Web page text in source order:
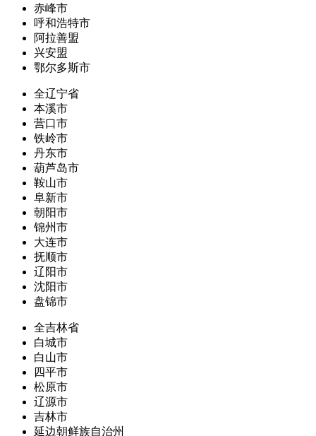
赤峰市
呼和浩特市
阿拉善盟
兴安盟
鄂尔多斯市
全辽宁省
本溪市
营口市
铁岭市
丹东市
葫芦岛市
鞍山市
阜新市
朝阳市
锦州市
大连市
抚顺市
辽阳市
沈阳市
盘锦市
全吉林省
白城市
白山市
四平市
松原市
辽源市
吉林市
延边朝鲜族自治州